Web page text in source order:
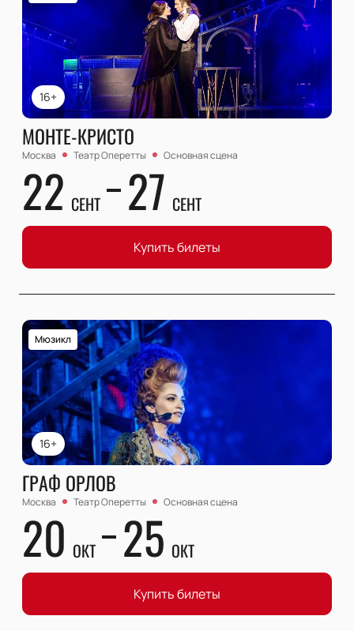
16+
МОНТЕ-КРИСТО
Москва Театр Оперетты Основная сцена
22 СЕНТ 27 СЕНТ
Купить билеты
16+
Мюзикл
ГРАФ ОРЛОВ
Москва Театр Оперетты Основная сцена
20 ОКТ 25 ОКТ
Купить билеты